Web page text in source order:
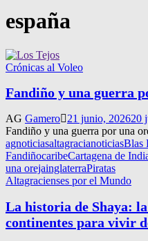
españa
Crónicas al Voleo
Fandiño y una guerra
AG Gamero 21 junio, 202620
Fandiño y una guerra por una
agnoticiasaltagracianoticiasBlas
FandiñocaribeCartagena de
una orejainglaterraPiratas
Altagracienses por el Mundo
La historia de Shaya:
continentes para vivir